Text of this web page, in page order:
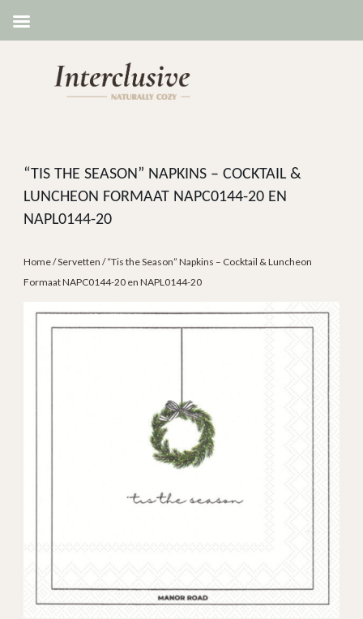
“TIS THE SEASON” NAPKINS – COCKTAIL &
LUNCHEON FORMAAT NAPC0144-20 EN
NAPL0144-20
Home/Servetten / “Tis the Season” Napkins – Cocktail & Luncheon
Formaat NAPC0144-20 en NAPL0144-20